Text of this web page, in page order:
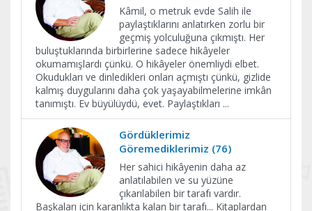
Kâmil, o metruk evde Salih ile
paylaştıklarını anlatırken zorlu bir
geçmiş yolculuğuna çıkmıştı. Her
buluştuklarında birbirlerine sadece hikâyeler
okumamışlardı çünkü. O hikâyeler önemliydi elbet.
Okudukları ve dinledikleri onları açmıştı çünkü, gizlide
kalmış duygularını daha çok yaşayabilmelerine imkân
tanımıştı. Ev büyülüydü, evet. Paylaştıkları ...
Gördüklerimiz
Göremediklerimiz (76)
Her sahici hikâyenin daha az
anlatılabilen ve su yüzüne
çıkarılabilen bir tarafı vardır.
Başkaları için karanlıkta kalan bir tarafı... Kitaplardan